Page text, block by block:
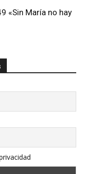
«Sin María no hay